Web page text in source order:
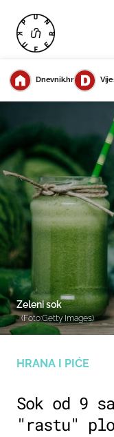
Dnevnik.hr
HRANA I PIĆE
Sok od 9
"rastu"
Zeleni sok
(Foto:Getty Images)